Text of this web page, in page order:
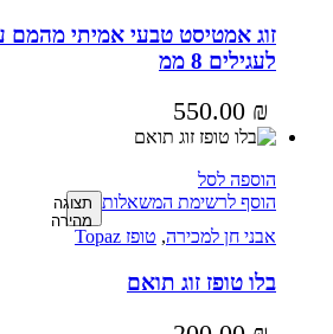
זוג אמטיסט טבעי אמיתי מהמם
לעגילים 8 ממ
550.00 ₪
הוספה לסל
הוסף לרשימת המשאלות תצוגה
מהירה
אבני חן למכירה, טופז Topaz
בלו טופז זוג תואם